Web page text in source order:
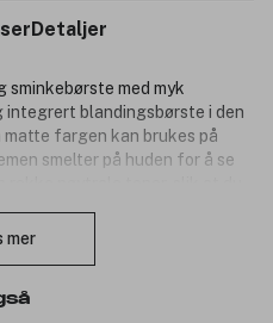
Detaljer
sminkebørste med myk
integrert blandingsbørste i den
matte fargen kan brukes på
smelter på huden for å se
7g.
mer